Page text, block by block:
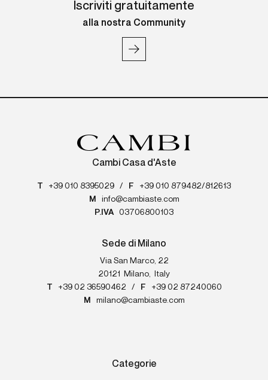
Iscriviti gratuitamente
alla nostra Community
Cambi Casa d'Aste
T +39 010 8395029 / F
+39 010 879482/812613
M
info@cambiaste.com
P.IVA
03706800103
Sede di Milano
Via San Marco, 22
20121
Milano,
Italy
T
+39 02 36590462 / F
+39 02 87240060
M
milano@cambiaste.com
Categorie